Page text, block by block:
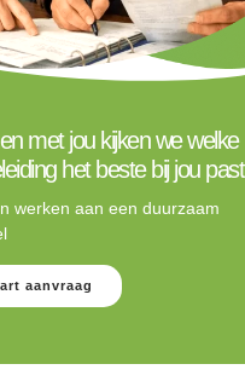
met jou kijken we welke
het beste bij jou past
werken aan een duurzaam
aanvraag